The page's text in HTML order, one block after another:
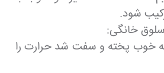
شود.
خانگی:
خوب پخته و سفت شد حرارت را